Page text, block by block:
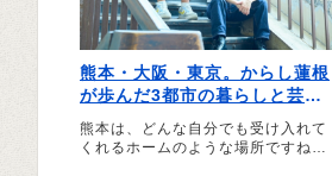
熊本・大阪・東京。からし蓮根
が歩んだ3都市の暮らしと芸人
道
熊本は、どんな自分でも受け入れて
くれるホームのような場所ですね―